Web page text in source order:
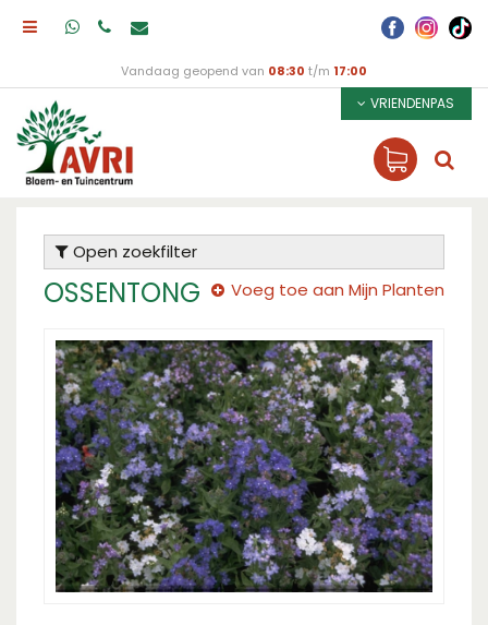
Vandaag geopend van 08:30 t/m 17:00
VRIENDENPAS
Open zoekfilter
OSSENTONG Voeg toe aan Mijn Planten